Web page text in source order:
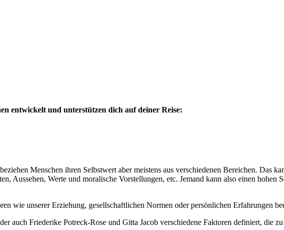
entwickelt und unterstützen dich auf deiner Reise:
Menschen ihren Selbstwert aber meistens aus verschiedenen Bereichen. Das
Aussehen, Werte und moralische Vorstellungen, etc. Jemand kann also einen hohen
wie unserer Erziehung, gesellschaftlichen Normen oder persönlichen Erfahrungen
auch Friederike Potreck-Rose und Gitta Jacob verschiedene Faktoren definiert, die